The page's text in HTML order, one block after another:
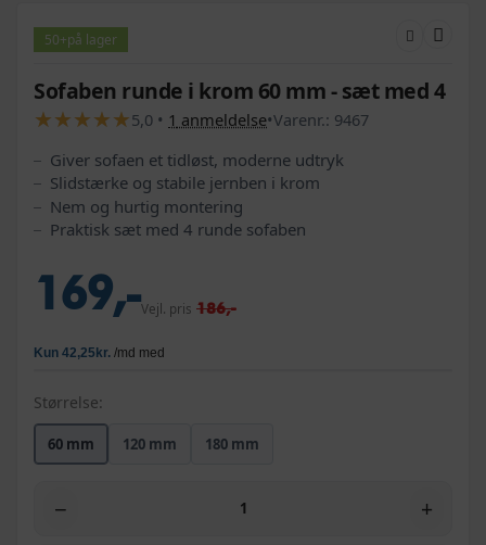
50+på lager
Sofaben runde i krom 60 mm - sæt med 4
★
★★
★★
★★
★★
★5,0 • 1 anmeldelse•Varenr.: 9467
Giver sofaen et tidløst, moderne udtryk
Slidstærke og stabile jernben i krom
Nem og hurtig montering
Praktisk sæt med 4 runde sofaben
169,-Vejl. pris 186,-
Størrelse:
60 mm 120 mm 180 mm
− +